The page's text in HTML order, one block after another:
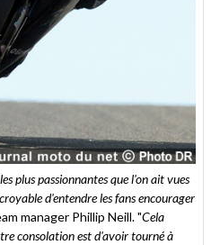
plus passionnantes que l'on ait vues
d'entendre les fans encourager
manager Phillip Neill. "Cela
consolation est d'avoir tourné à